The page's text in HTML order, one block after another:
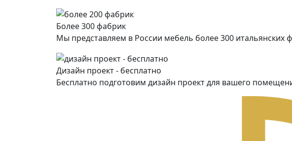
Более 300 фабрик
Мы представляем в России мебель более 300
Дизайн проект - бесплатно
Бесплатно подготовим дизайн проект для вашего